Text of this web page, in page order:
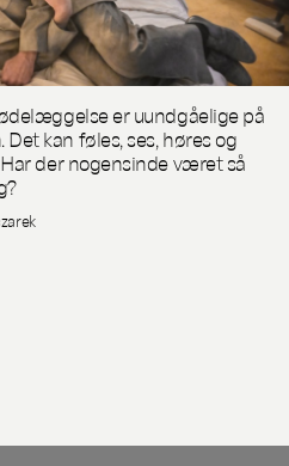
er uundgåelige på
kan føles, ses, høres og
der nogensinde været så